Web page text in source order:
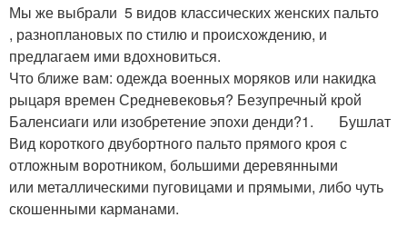
Мы же выбрали 5 видов классических женских пальто
, разноплановых по стилю и происхождению, и
предлагаем ими вдохновиться.
Что ближе вам: одежда военных моряков или накидка
рыцаря времен Средневековья? Безупречный крой
Баленсиаги или изобретение эпохи денди?1. Бушлат
Вид короткого двубортного пальто прямого кроя с
отложным воротником, большими деревянными
или металлическими пуговицами и прямыми, либо чуть
скошенными карманами.